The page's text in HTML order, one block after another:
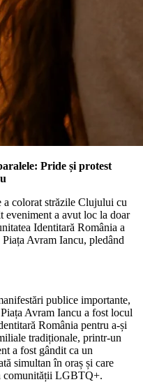
Pride și protest
a colorat străzile Clujului cu
eveniment a avut loc la doar
Identitară România a
Avram Iancu, pledând
publice importante,
Avram Iancu a fost locul
România pentru a-și
tradiționale, printr-un
a fost gândit ca un
simultan în oraș și care
comunității LGBTQ+.